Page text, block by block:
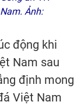
Ảnh:
động khi
Nam sau
định mong
Việt Nam